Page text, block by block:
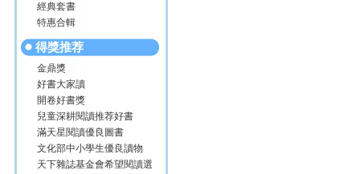
經典套書
特惠合輯
得獎推荐
金鼎獎
好書大家讀
開卷好書獎
兒童深耕閱讀推荐好書
滿天星閱讀優良圖書
文化部中小學生優良讀物
天下雜誌基金會希望閱讀選